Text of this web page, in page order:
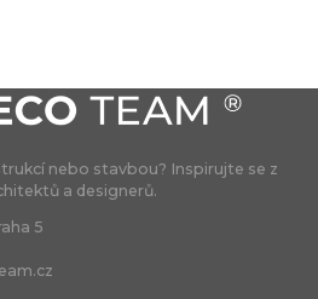
nebo stavbou? Inspirujte se z
a designerů.
5